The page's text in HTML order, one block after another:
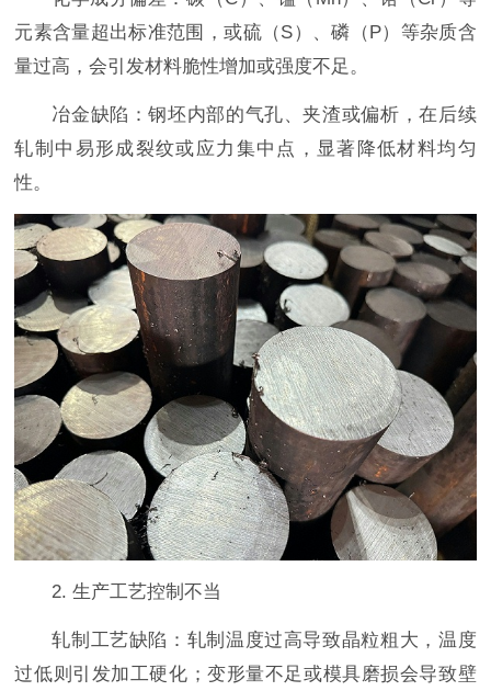
元素含量超出标准范围，或硫（S）、磷（P）等杂质含
量过高，会引发材料脆性增加或强度不足。
冶金缺陷：钢坯内部的气孔、夹渣或偏析，在后续
轧制中易形成裂纹或应力集中点，显著降低材料均匀
性。
2. 生产工艺控制不当
轧制工艺缺陷：轧制温度过高导致晶粒粗大，温度
过低则引发加工硬化；变形量不足或模具磨损会导致壁